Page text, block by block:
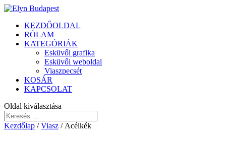
KEZDŐOLDAL
RÓLAM
KATEGÓRIÁK
Esküvői grafika
Esküvői weboldal
Viaszpecsét
KOSÁR
KAPCSOLAT
Oldal kiválasztása
Kezdőlap /Viasz / Acélkék